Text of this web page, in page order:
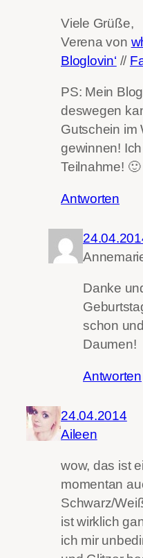
Viele Grüße,
Verena von
Bloglovin‘ //
PS: Mein
deswegen
Gutschein im
gewinnen!
Teilnahme! 🙂
Antworten
Danke
schon
Daumen!
Antworten
24.04.2014
Aileen
wow, das ist
momentan
Schwarz/
ist wirklich
ich mir